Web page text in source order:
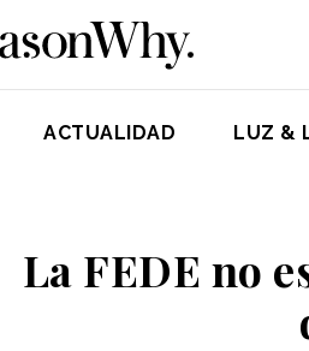
ACTUALIDAD LUZ &
La FEDE no